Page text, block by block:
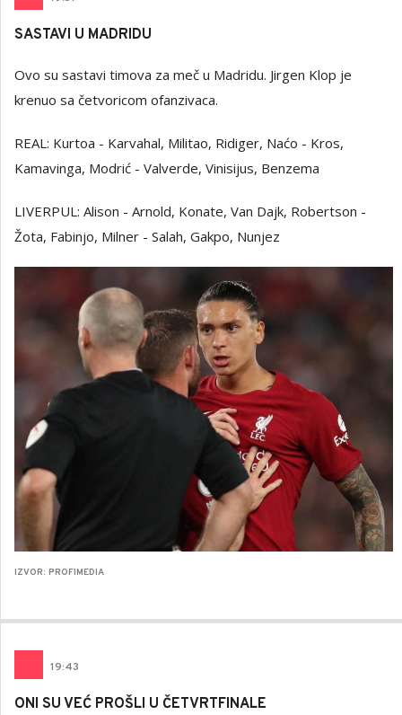
SASTAVI U MADRIDU
Ovo su sastavi timova za meč u Madridu. Jirgen Klop je
krenuo sa četvoricom ofanzivaca.
REAL: Kurtoa - Karvahal, Militao, Ridiger, Naćo - Kros,
Kamavinga, Modrić - Valverde, Vinisijus, Benzema
LIVERPUL: Alison - Arnold, Konate, Van Dajk, Robertson -
Žota, Fabinjo, Milner - Salah, Gakpo, Nunjez
IZVOR: PROFIMEDIA
19:43
ONI SU VEĆ PROŠLI U ČETVRTFINALE